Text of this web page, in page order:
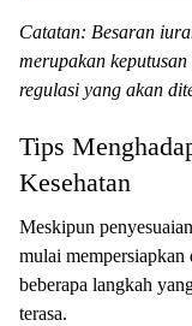
Catatan: Besaran
merupakan
regulasi yang akan
Tips
Kesehatan
Meskipun
mulai
beberapa langkah
terasa.